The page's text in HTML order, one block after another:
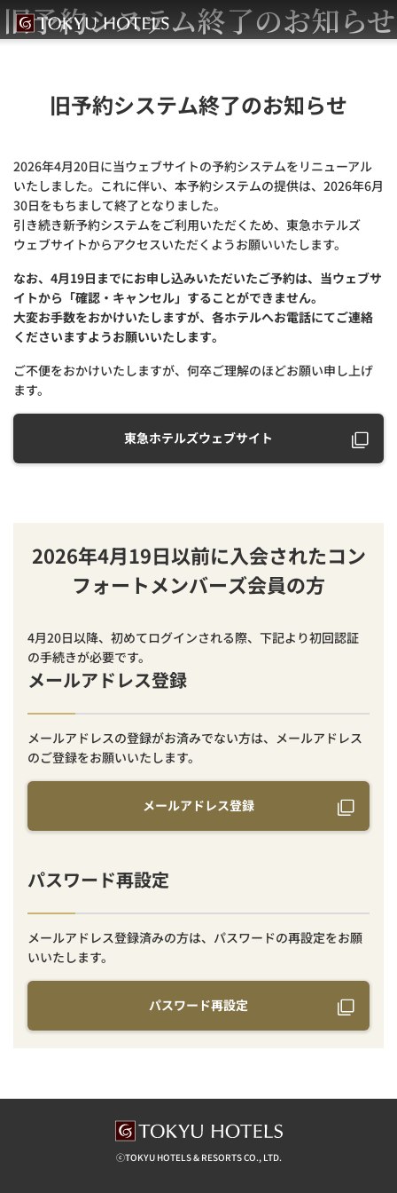
旧予約システム終了のお知らせ
旧予約システム終了のお知らせ
2026年4月20日に当ウェブサイトの予約システムをリニューアル
いたしました。これに伴い、本予約システムの提供は、2026年6月
30日をもちまして終了となりました。
引き続き新予約システムをご利用いただくため、東急ホテルズ
ウェブサイトからアクセスいただくようお願いいたします。
なお、4月19日までにお申し込みいただいたご予約は、当ウェブサ
イトから「確認・キャンセル」することができません。
大変お手数をおかけいたしますが、各ホテルへお電話にてご連絡
くださいますようお願いいたします。
ご不便をおかけいたしますが、何卒ご理解のほどお願い申し上げ
ます。
東急ホテルズウェブサイト
2026年4月19日以前に入会されたコン
フォートメンバーズ会員の方
4月20日以降、初めてログインされる際、下記より初回認証
の手続きが必要です。
メールアドレス登録
メールアドレスの登録がお済みでない方は、メールアドレス
のご登録をお願いいたします。
メールアドレス登録
パスワード再設定
メールアドレス登録済みの方は、パスワードの再設定をお願
いいたします。
パスワード再設定
ⓒTOKYU HOTELS & RESORTS CO., LTD.